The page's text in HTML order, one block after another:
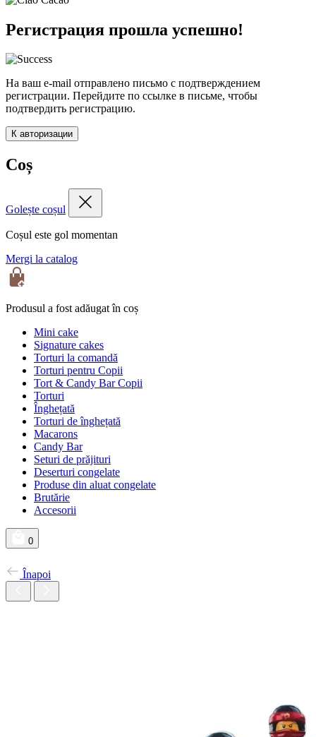
Регистрация прошла успешно!
На ваш e-mail отправлено письмо с подтверждением
регистрации. Перейдите по ссылке в письме, чтобы
подтвердить регистрацию.
К авторизации
Coș
Golește coșul
Coșul este gol momentan
Mergi la catalog
Produsul a fost adăugat în coș
Mini cake
Signature cakes
Torturi la comandă
Torturi pentru Copii
Tort & Candy Bar Copii
Torturi
Înghețată
Torturi de înghețată
Macarons
Candy Bar
Seturi de prăjituri
Deserturi congelate
Produse din aluat congelate
Brutărie
Accesorii
0
Înapoi